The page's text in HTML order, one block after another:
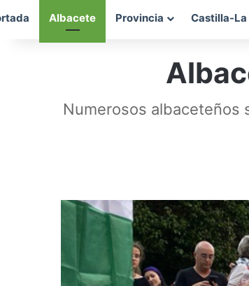
Albacete Provincia Castilla-La
Numerosos albaceteños